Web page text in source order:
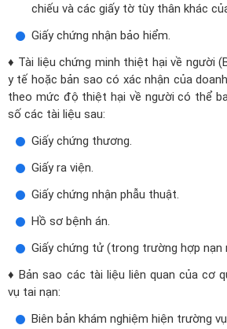
chiếu và các giấy tờ tùy thân khác
Giấy chứng nhận bảo hiểm.
♦ Tài liệu chứng minh thiệt hại về người
y tế hoặc bản sao có xác nhận của
theo mức độ thiệt hại về người có thể
số các tài liệu sau:
Giấy chứng thương.
Giấy ra viện.
Giấy chứng nhận phẫu thuật.
Hồ sơ bệnh án.
Giấy chứng tử (trong trường hợp nạn
♦ Bản sao các tài liệu liên quan của cơ
vụ tai nạn:
Biên bản khám nghiệm hiện trường